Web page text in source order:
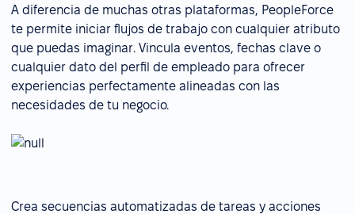
A diferencia de muchas otras plataformas, PeopleForce
te permite iniciar flujos de trabajo con cualquier atributo
que puedas imaginar. Vincula eventos, fechas clave o
cualquier dato del perfil de empleado para ofrecer
experiencias perfectamente alineadas con las
necesidades de tu negocio.
Crea secuencias automatizadas de tareas y acciones